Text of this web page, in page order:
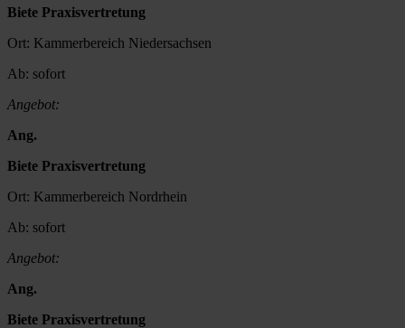
Biete Praxisvertretung
Ort: Kammerbereich Niedersachsen
Ab: sofort
Angebot:
Ang.
Biete Praxisvertretung
Ort: Kammerbereich Nordrhein
Ab: sofort
Angebot:
Ang.
Biete Praxisvertretung